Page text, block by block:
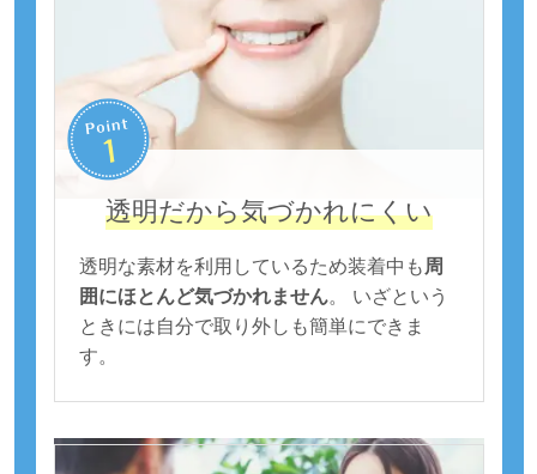
透明だから気づかれにくい
透明な素材を利用しているため装着中も 周
囲にほとんど気づかれません。 いざという
ときには自分で取り外しも簡単にできま
す。